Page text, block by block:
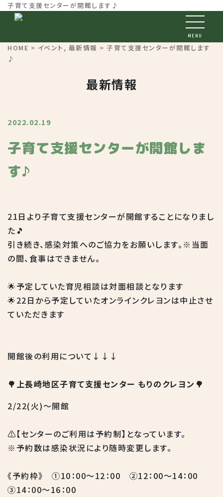
子育て支援センターが開館します♪
MENU
HOME > イベント , 最新情報 > 子育て支援センターが開館します
♪
最新情報
2022.02.19
子育て支援センターが開館しま
す♪
21日より子育て支援センターが開館することになりまし
た🎵
引き続き、感染対策へのご協力をお願いします。※当面
の間、食事はできません。
🌟予定していた育児相談は対面相談となります
🌟22日から予定していたオンラインクレヨンは中止させ
ていただきます
開館後の利用について↓↓↓
🌳上長崎地区子育て支援センター もりのクレヨン🌳
2/22(火)～開館
⚠️【センターのご利用は予約制】となっています。
※予約数は感染状況により随時変更します。
《予約枠》 ①10：00～12：00 ②12：00～14：00
③14：00～16：00